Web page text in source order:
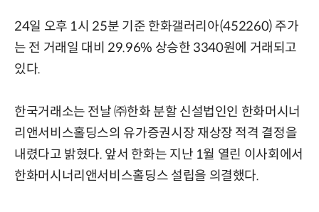
24일 오후 1시 25분 기준 한화갤러리아(452260) 주가
는 전 거래일 대비 29.96% 상승한 3340원에 거래되고
있다.
한국거래소는 전날 ㈜한화 분할 신설법인인 한화머시너
리앤서비스홀딩스의 유가증권시장 재상장 적격 결정을
내렸다고 밝혔다. 앞서 한화는 지난 1월 열린 이사회에서
한화머시너리앤서비스홀딩스 설립을 의결했다.